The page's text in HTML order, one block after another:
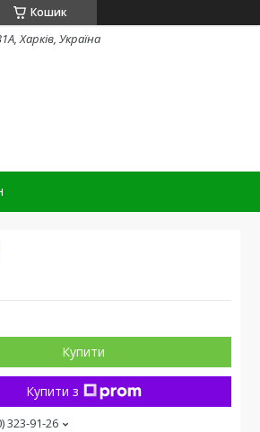
Кошик
Харків, Україна
Купити
Купити з
323-91-26